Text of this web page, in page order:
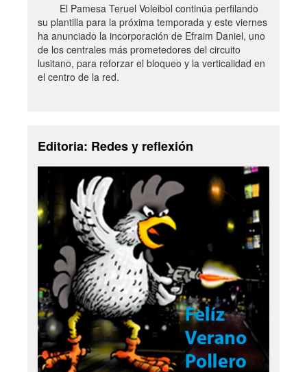
El Pamesa Teruel Voleibol continúa perfilando
su plantilla para la próxima temporada y este viernes
ha anunciado la incorporación de Efraim Daniel, uno
de los centrales más prometedores del circuito
lusitano, para reforzar el bloqueo y la verticalidad en
el centro de la red.
Editoria: Redes y reflexión